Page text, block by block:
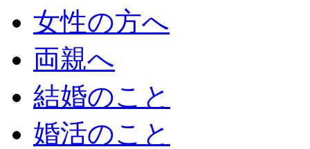
女性の方へ
両親へ
結婚のこと
婚活のこと